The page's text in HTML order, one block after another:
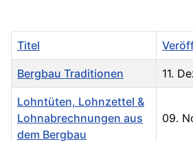
Titel
Bergbau Traditionen 11.
Lohntüten, Lohnzettel &
Lohnabrechnungen aus
dem Bergbau
09.